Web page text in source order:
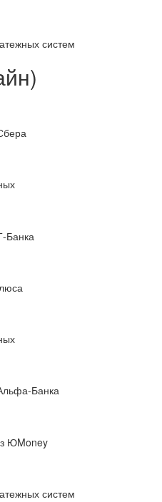
систем
Банка
Банка
ЮMoney
систем